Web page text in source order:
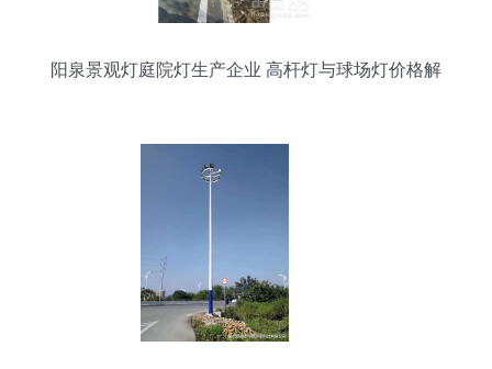
阳泉景观灯庭院灯生产企业 高杆灯与球场灯价格解